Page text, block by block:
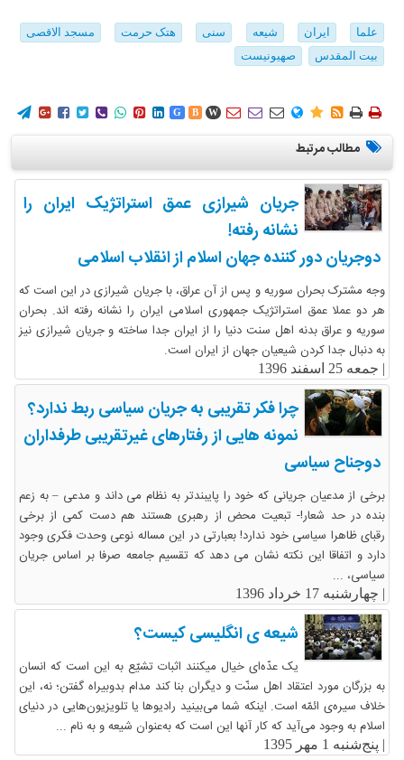
علما ایران شیعه سنی هتک حرمت
مسجد الاقصی
بیت المقدس
صهیونیست
        G B W        
مطالب مرتبط
جریان شیرازی عمق استراتژیک ایران را
نشانه رفته!
دوجریان دور کننده جهان اسلام از انقلاب اسلامی
وجه مشترک بحران سوریه و پس از آن عراق، با جریان شیرازی در این است که
هر دو عملا عمق استراتژیک جمهوری اسلامی ایران را نشانه رفته اند. بحران
سوریه و عراق بدنه اهل سنت دنیا را از ایران جدا ساخته و جریان شیرازی نیز
به دنبال جدا کردن شیعیان جهان از ایران است.
| جمعه 25 اسفند 1396
چرا فکر تقریبی به جریان سیاسی ربط ندارد؟
نمونه هایی از رفتارهای غیرتقریبی طرفداران
دوجناح سیاسی
برخی از مدعیان جریانی که خود را پایبندتر به نظام می داند و مدعی – به زعم
بنده در حد شعار!- تبعیت محض از رهبری هستند هم دست کمی از برخی
رقبای ظاهرا سیاسی خود ندارد! بعبارتی در این مساله نوعی وحدت فکری وجود
دارد و اتفاقا این نکته نشان می دهد که تقسیم جامعه صرفا بر اساس جریان
سیاسی، ...
| چهارشنبه 17 خرداد 1396
شیعه ی انگلیسی کیست؟
یک عدّه‌ای خیال میکنند اثبات تشیّع به این است که انسان
به بزرگان مورد اعتقاد اهل سنّت و دیگران بنا کند مدام بدوبیراه گفتن؛ نه، این
خلاف سیره‌ی ائمّه است. اینکه شما می‌بینید رادیوها یا تلویزیون‌هایی در دنیای
اسلام به وجود می‌آید که کار آنها این است که به‌عنوان شیعه و به نام ...
| پنج‌شنبه 1 مهر 1395